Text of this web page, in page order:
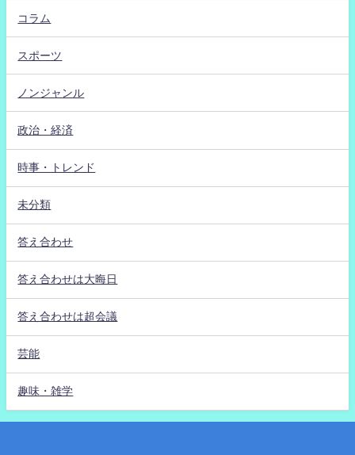
コラム
スポーツ
ノンジャンル
政治・経済
時事・トレンド
未分類
答え合わせ
答え合わせは大晦日
答え合わせは超会議
芸能
趣味・雑学